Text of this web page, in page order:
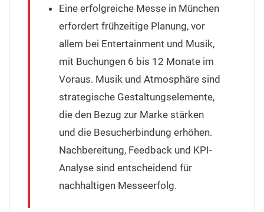
Eine erfolgreiche Messe in München
erfordert frühzeitige Planung, vor
allem bei Entertainment und Musik,
mit Buchungen 6 bis 12 Monate im
Voraus. Musik und Atmosphäre sind
strategische Gestaltungselemente,
die den Bezug zur Marke stärken
und die Besucherbindung erhöhen.
Nachbereitung, Feedback und KPI-
Analyse sind entscheidend für
nachhaltigen Messeerfolg.